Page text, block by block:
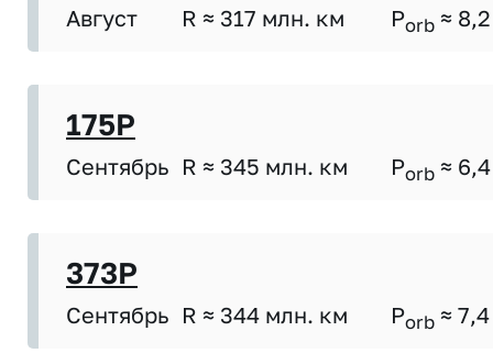
Август R ≈ 317 млн. км Porb ≈ 8,2
175P
Сентябрь R ≈ 345 млн. км Porb ≈ 6,4
373P
Сентябрь R ≈ 344 млн. км Porb ≈ 7,4